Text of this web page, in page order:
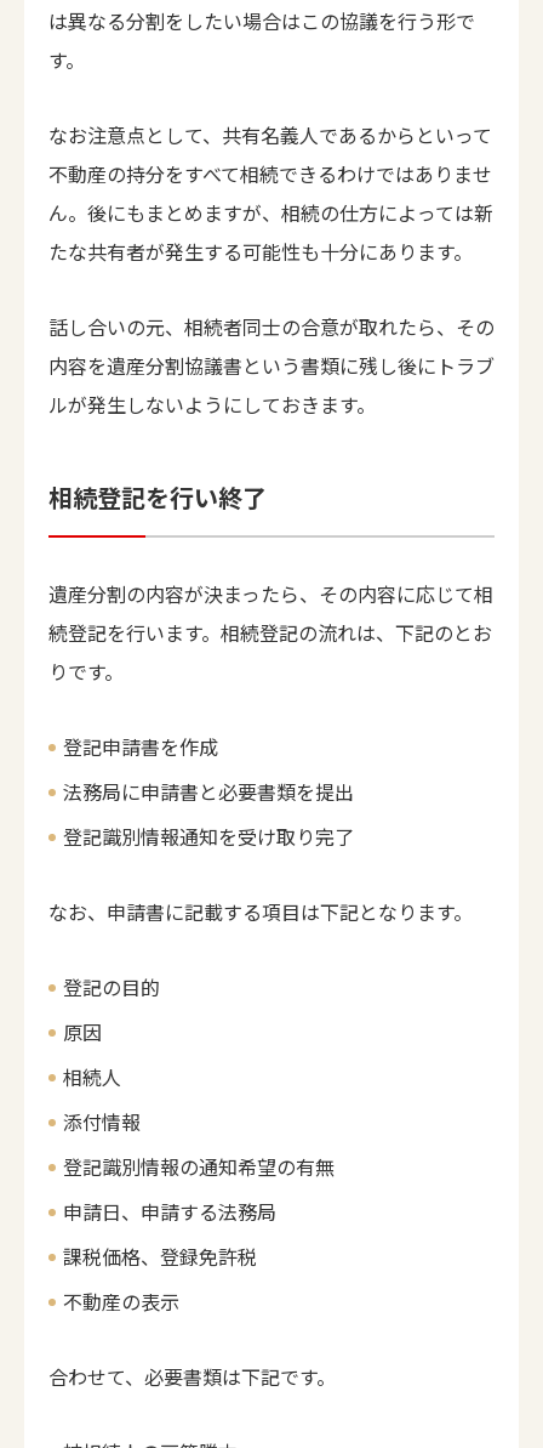
は異なる分割をしたい場合はこの協議を行う形で
す。
なお注意点として、共有名義人であるからといって
不動産の持分をすべて相続できるわけではありませ
ん。後にもまとめますが、相続の仕方によっては新
たな共有者が発生する可能性も十分にあります。
話し合いの元、相続者同士の合意が取れたら、その
内容を遺産分割協議書という書類に残し後にトラブ
ルが発生しないようにしておきます。
相続登記を行い終了
遺産分割の内容が決まったら、その内容に応じて相
続登記を行います。相続登記の流れは、下記のとお
りです。
登記申請書を作成
法務局に申請書と必要書類を提出
登記識別情報通知を受け取り完了
なお、申請書に記載する項目は下記となります。
登記の目的
原因
相続人
添付情報
登記識別情報の通知希望の有無
申請日、申請する法務局
課税価格、登録免許税
不動産の表示
合わせて、必要書類は下記です。